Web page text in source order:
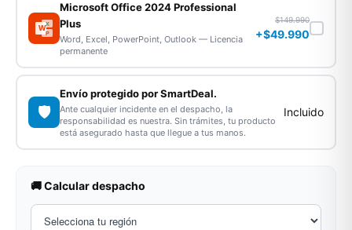
WX
P
Microsoft Office 2024 Professional
Plus
Word, Excel, PowerPoint, Outlook — Licencia
permanente
$149.990
+$49.990
🛡️
Envío protegido por SmartDeal.
Ante cualquier incidente en el despacho, la
responsabilidad es nuestra. Sin trámites, tu producto
está asegurado hasta que llegue a tus manos.
Incluido
🚚 Calcular despacho